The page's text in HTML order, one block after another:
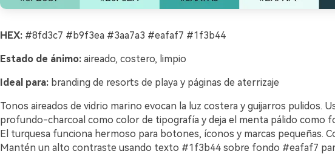
HEX:#8fd3c7 #b9f3ea #3aa7a3 #eafaf7 #1f3b44
Estado de ánimo:aireado, costero, limpio
Ideal para:branding de resorts de playa y páginas de aterrizaje
Tonos aireados de vidrio marino evocan la luz costera y guijarros pulidos.
profundo-charcoal como color de tipografía y deja el menta pálido como
El turquesa funciona hermoso para botones, íconos y marcas pequeñas.
Mantén un alto contraste usando texto #1f3b44 sobre fondo #eafaf7